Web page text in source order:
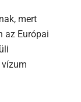
mert
az Európai